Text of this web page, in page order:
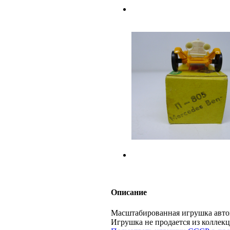
Описание
Масштабированная игрушка
Игрушка не продается из